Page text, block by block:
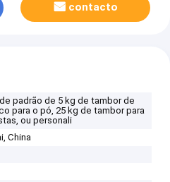
contacto
padrão de 5 kg de tambor de
para o pó, 25 kg de tambor para
ou personali
China